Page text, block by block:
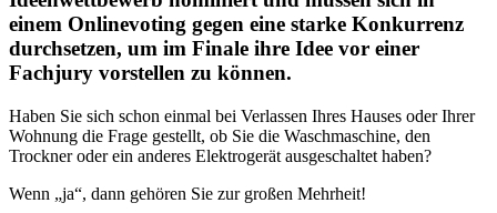
einem Onlinevoting gegen eine starke Konkurrenz
durchsetzen, um im Finale ihre Idee vor einer
Fachjury vorstellen zu können.
Haben Sie sich schon einmal bei Verlassen Ihres Hauses oder Ihrer
Wohnung die Frage gestellt, ob Sie die Waschmaschine, den
Trockner oder ein anderes Elektrogerät ausgeschaltet haben?
Wenn „ja“, dann gehören Sie zur großen Mehrheit!